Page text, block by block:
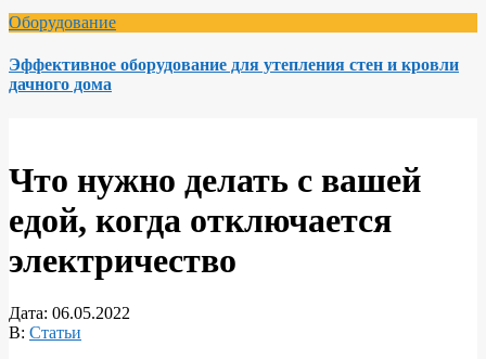
Оборудование
Эффективное оборудование для утепления стен и кровли
дачного дома
Что нужно делать с вашей
едой, когда отключается
электричество
Дата: 06.05.2022
В: Статьи